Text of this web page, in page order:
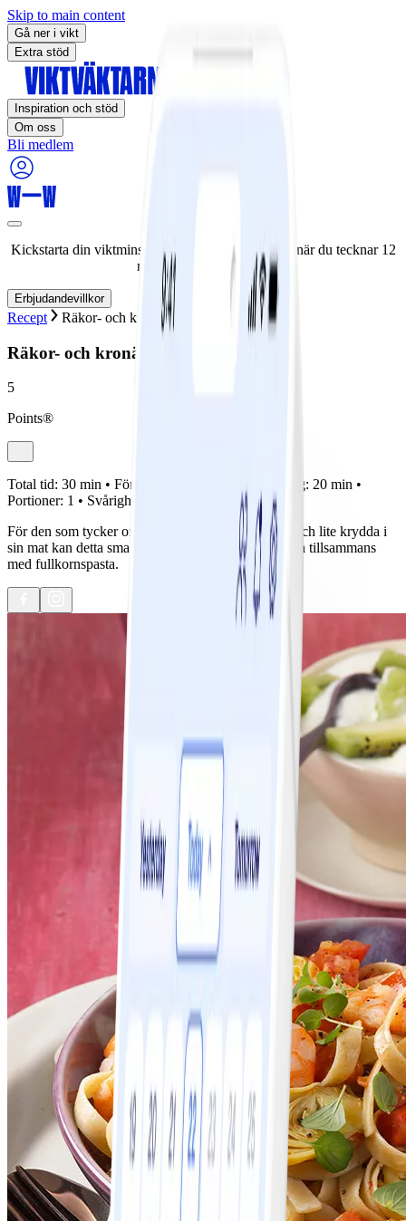
Skip to main content
Gå ner i vikt
Extra stöd
Inspiration och stöd
Om oss
Bli medlem
Kickstarta din viktminskningsresa nu! Spara 50% när du tecknar 12
månaders medlemskap.
Erbjudandevillkor
Recept Räkor- och kronärtskocka med pasta
Räkor- och kronärtskocka med pasta
5
Points®
Total tid: 30 min • Förberedelse: Tillagning: 20 min •
Portioner: 1 • Svårighetsgrad:
För den som tycker om både räkor, kronärtskocka och lite krydda i
sin mat kan detta smarriga recept inte gå fel! Servera tillsammans
med fullkornspasta.